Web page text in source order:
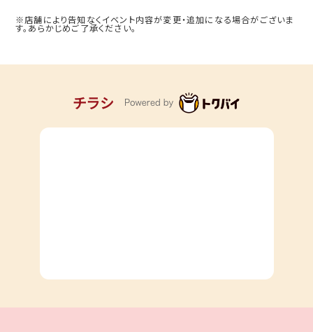
※店舗により告知なくイベント内容が変更・追加になる場合がございま
す。あらかじめご了承ください。
チラシ